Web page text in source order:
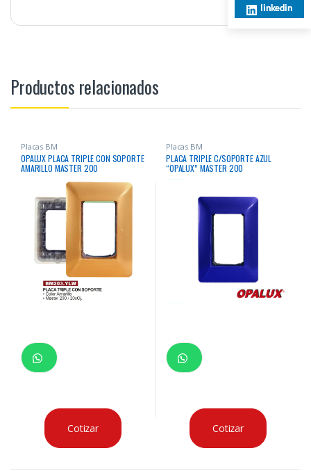
Productos relacionados
Placas BM
OPALUX PLACA TRIPLE CON SOPORTE
AMARILLO MASTER 200
Cotizar
Placas BM
PLACA TRIPLE C/SOPORTE AZUL
“OPALUX” MASTER 200
Cotizar
linkedin